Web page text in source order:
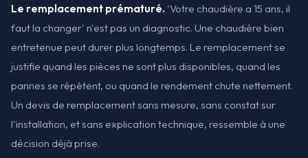
Le remplacement prématuré. 'Votre chaudière a 15 ans, il
faut la changer' n'est pas un diagnostic. Une chaudière bien
entretenue peut durer plus longtemps. Le remplacement se
justifie quand les pièces ne sont plus disponibles, quand les
pannes se répètent, ou quand le rendement chute nettement.
Un devis de remplacement sans mesure, sans constat sur
l'installation, et sans explication technique, ressemble à une
décision déjà prise.